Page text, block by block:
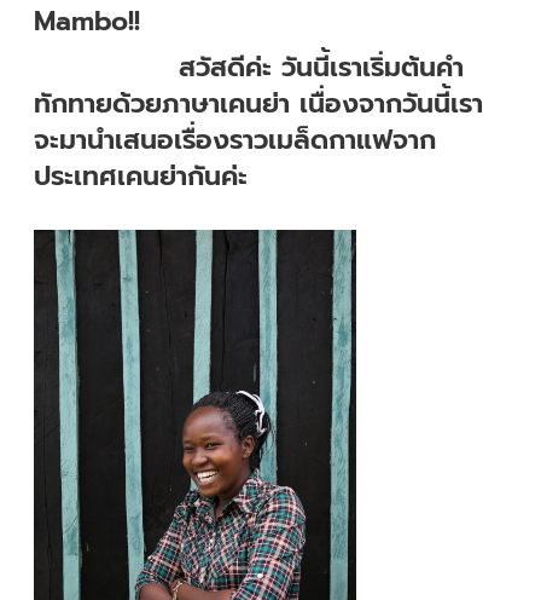
Mambo!!
สวัสดีค่ะ วันนี้เราเริ่มต้นคำ
ทักทายด้วยภาษาเคนย่า เนื่องจากวันนี้เรา
จะมานำเสนอเรื่องราวเมล็ดกาแฟจาก
ประเทศเคนย่ากันค่ะ